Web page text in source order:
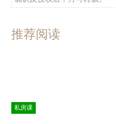
推荐阅读
私房课